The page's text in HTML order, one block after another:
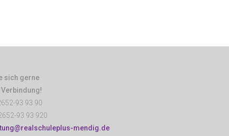
sich gerne
93 93 90
93 93 920
mendig.de